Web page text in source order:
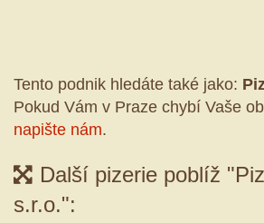
Tento podnik hledáte také jako:
Pokud Vám v Praze chybí Vaše
napište nám.
Další pizerie poblíž
s.r.o.":